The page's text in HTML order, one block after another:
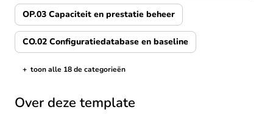
OP.03 Capaciteit en prestatie beheer
CO.02 Configuratiedatabase en baseline
de categorieën tonen/verbergen
+ toon alle 18 de categorieën
Over deze template